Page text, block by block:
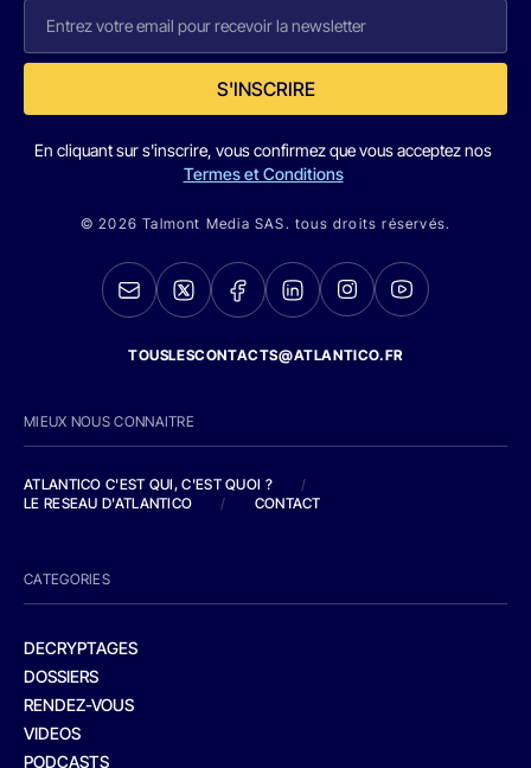
S'INSCRIRE
En cliquant sur s'inscrire, vous confirmez que vous acceptez nos
Termes et Conditions
© 2026 Talmont Media SAS. tous droits réservés.
TOUSLESCONTACTS@ATLANTICO.FR
MIEUX NOUS CONNAITRE
ATLANTICO C'EST QUI, C'EST QUOI ?
/
LE RESEAU D'ATLANTICO
/ CONTACT
CATEGORIES
DECRYPTAGES
DOSSIERS
RENDEZ-VOUS
VIDEOS
PODCASTS